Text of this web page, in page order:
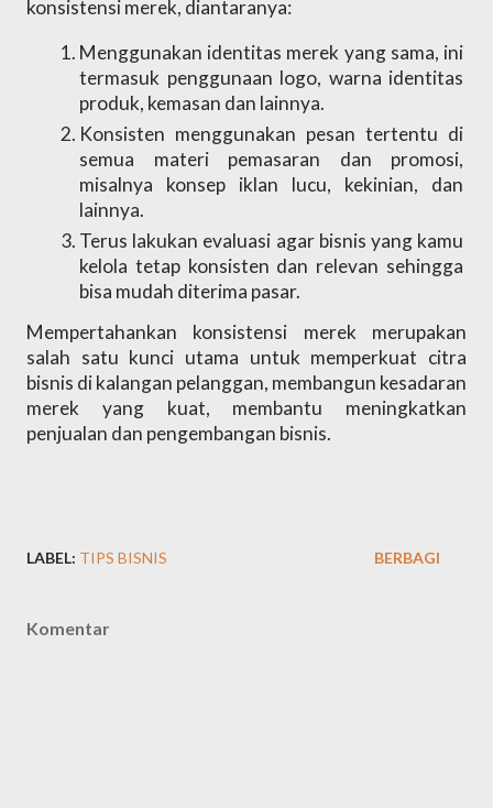
konsistensi merek, diantaranya:
Menggunakan identitas merek yang sama, ini
termasuk penggunaan logo, warna identitas
produk, kemasan dan lainnya.
Konsisten menggunakan pesan tertentu di
semua materi pemasaran dan promosi,
misalnya konsep iklan lucu, kekinian, dan
lainnya.
Terus lakukan evaluasi agar bisnis yang kamu
kelola tetap konsisten dan relevan sehingga
bisa mudah diterima pasar.
Mempertahankan konsistensi merek merupakan
salah satu kunci utama untuk memperkuat citra
bisnis di kalangan pelanggan, membangun kesadaran
merek yang kuat, membantu meningkatkan
penjualan dan pengembangan bisnis.
LABEL: TIPS BISNIS BERBAGI
Komentar